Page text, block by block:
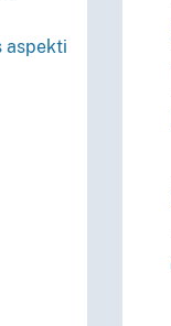
aspekti